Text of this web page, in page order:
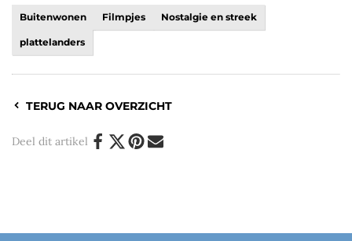
Buitenwonen Filmpjes Nostalgie en streek
plattelanders
TERUG NAAR OVERZICHT
Deel dit artikel